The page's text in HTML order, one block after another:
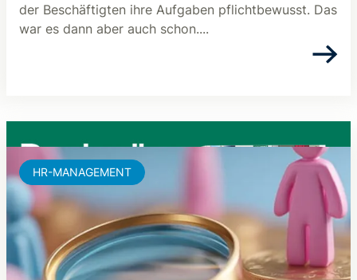
der Beschäftigten ihre Aufgaben pflichtbewusst. Das
war es dann aber auch schon....
HR-MANAGEMENT